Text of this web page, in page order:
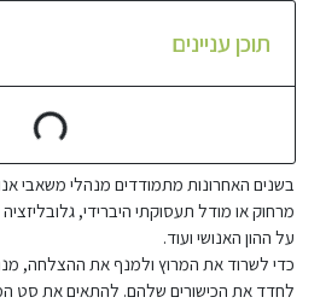
תוכן עניינים
בשנים האחרונות מתמודדים מנהלי משאבי
מרחוק או מודל תעסוקתי היברידי,
על ההון האנושי ועוד.
כדי לשרוד את המרוץ ולמנף את ההצלחה,
לחדד את הכישורים שלהם. להתאים את סט